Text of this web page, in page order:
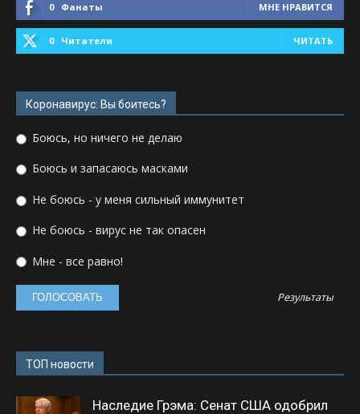
0 Фанаты МНЕ НРАВИТСЯ
0 Читатели ЧИТАТЬ
Коронавирус: Вы боитесь?
Боюсь, но ничего не делаю
Боюсь и запасаюсь масками
Не боюсь - у меня сильный иммунитет
Не боюсь - вирус не так опасен
Мне - все равно!
Результаты
ТОП новости
Наследие Грэма: Сенат США одобрил